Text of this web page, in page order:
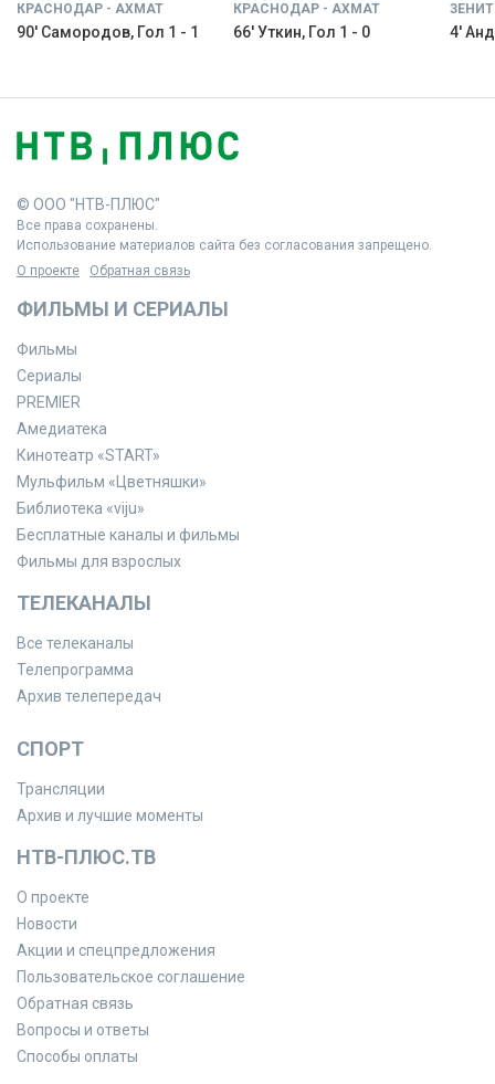
КРАСНОДАР - АХМАТ
90' Самородов, Гол 1 - 1
КРАСНОДАР - АХМАТ
66' Уткин, Гол 1 - 0 4'
© ООО "НТВ-ПЛЮС"
Все права сохранены.
Использование материалов сайта без согласования запрещено.
О проекте
Обратная связь
ФИЛЬМЫ И СЕРИАЛЫ
Фильмы
Сериалы
PREMIER
Амедиатека
Кинотеатр «START»
Мульфильм «Цветняшки»
Библиотека «viju»
Бесплатные каналы и фильмы
Фильмы для взрослых
ТЕЛЕКАНАЛЫ
Все телеканалы
Телепрограмма
Архив телепередач
СПОРТ
Трансляции
Архив и лучшие моменты
НТВ-ПЛЮС.ТВ
О проекте
Новости
Акции и спецпредложения
Пользовательское соглашение
Обратная связь
Вопросы и ответы
Способы оплаты